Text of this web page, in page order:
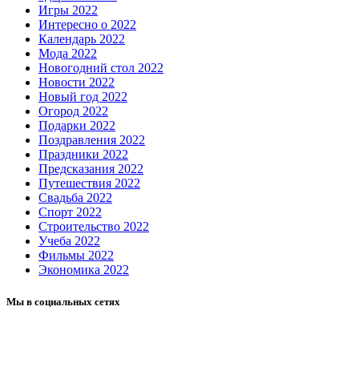
Игры 2022
Интересно о 2022
Календарь 2022
Мода 2022
Новогодний стол 2022
Новости 2022
Новый год 2022
Огород 2022
Подарки 2022
Поздравления 2022
Праздники 2022
Предсказания 2022
Путешествия 2022
Свадьба 2022
Спорт 2022
Строительство 2022
Учеба 2022
Фильмы 2022
Экономика 2022
Мы в социальных сетях